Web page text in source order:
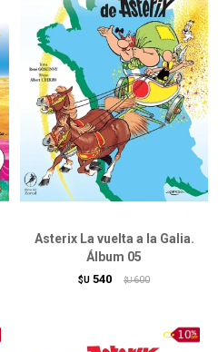
Asterix La vuelta a la Galia.
Álbum 05
$U 540 $U 600